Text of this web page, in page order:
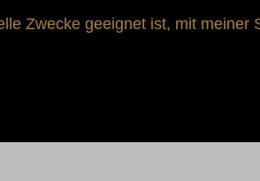
Zwecke geeignet ist, mit meiner